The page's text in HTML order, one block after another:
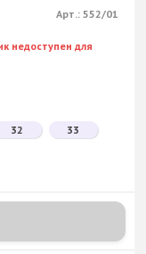
Арт.:552/01
недоступен для
32
33